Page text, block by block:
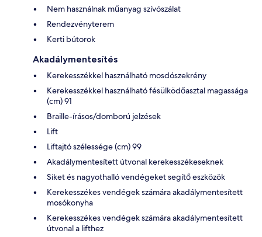
Nem használnak műanyag szívószálat
Rendezvényterem
Kerti bútorok
Akadálymentesítés
Kerekesszékkel használható mosdószekrény
Kerekesszékkel használható fésülködőasztal magassága
(cm) 91
Braille-írásos/domború jelzések
Lift
Liftajtó szélessége (cm) 99
Akadálymentesített útvonal kerekesszékeseknek
Siket és nagyothalló vendégeket segítő eszközök
Kerekesszékes vendégek számára akadálymentesített
mosókonyha
Kerekesszékes vendégek számára akadálymentesített
útvonal a lifthez